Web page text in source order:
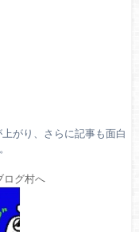
がり、さらに記事も面白